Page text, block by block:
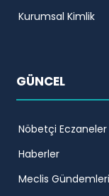
Kurumsal Kimlik
GÜNCEL
Nöbetçi Eczaneler
Haberler
Meclis Gündemleri